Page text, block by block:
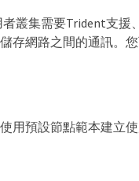
叢集需要Trident支援
存網路之間的通訊。
用預設節點範本建立